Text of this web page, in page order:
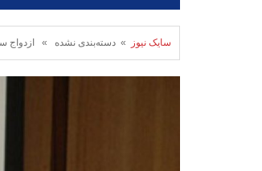
سایک نیوز » دسته‌بندی نشده » ازدواج